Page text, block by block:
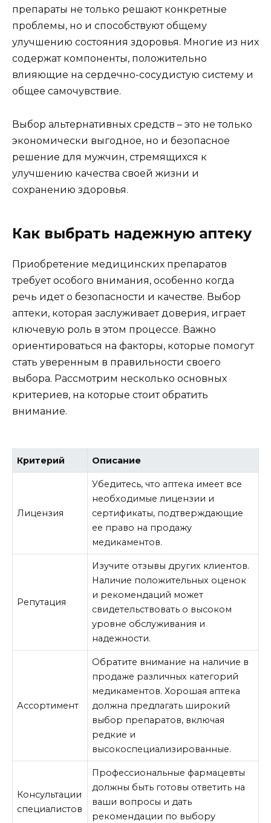
препараты не только решают конкретные
проблемы, но и способствуют общему
улучшению состояния здоровья. Многие из них
содержат компоненты, положительно
влияющие на сердечно-сосудистую систему и
общее самочувствие.
Выбор альтернативных средств – это не только
экономически выгодное, но и безопасное
решение для мужчин, стремящихся к
улучшению качества своей жизни и
сохранению здоровья.
Как выбрать надежную аптеку
Приобретение медицинских препаратов
требует особого внимания, особенно когда
речь идет о безопасности и качестве. Выбор
аптеки, которая заслуживает доверия, играет
ключевую роль в этом процессе. Важно
ориентироваться на факторы, которые помогут
стать уверенным в правильности своего
выбора. Рассмотрим несколько основных
критериев, на которые стоит обратить
внимание.
Критерий Описание
Лицензия
Убедитесь, что аптека имеет все
необходимые лицензии и
сертификаты, подтверждающие
ее право на продажу
медикаментов.
Репутация
Изучите отзывы других клиентов.
Наличие положительных оценок
и рекомендаций может
свидетельствовать о высоком
уровне обслуживания и
надежности.
Ассортимент
Обратите внимание на наличие в
продаже различных категорий
медикаментов. Хорошая аптека
должна предлагать широкий
выбор препаратов, включая
редкие и
высокоспециализированные.
Консультации
специалистов
Профессиональные фармацевты
должны быть готовы ответить на
ваши вопросы и дать
рекомендации по выбору